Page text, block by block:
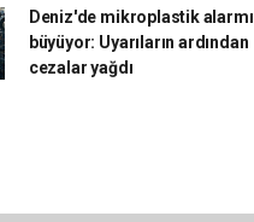
Deniz'de mikroplastik alarmı
büyüyor: Uyarıların ardından
cezalar yağdı